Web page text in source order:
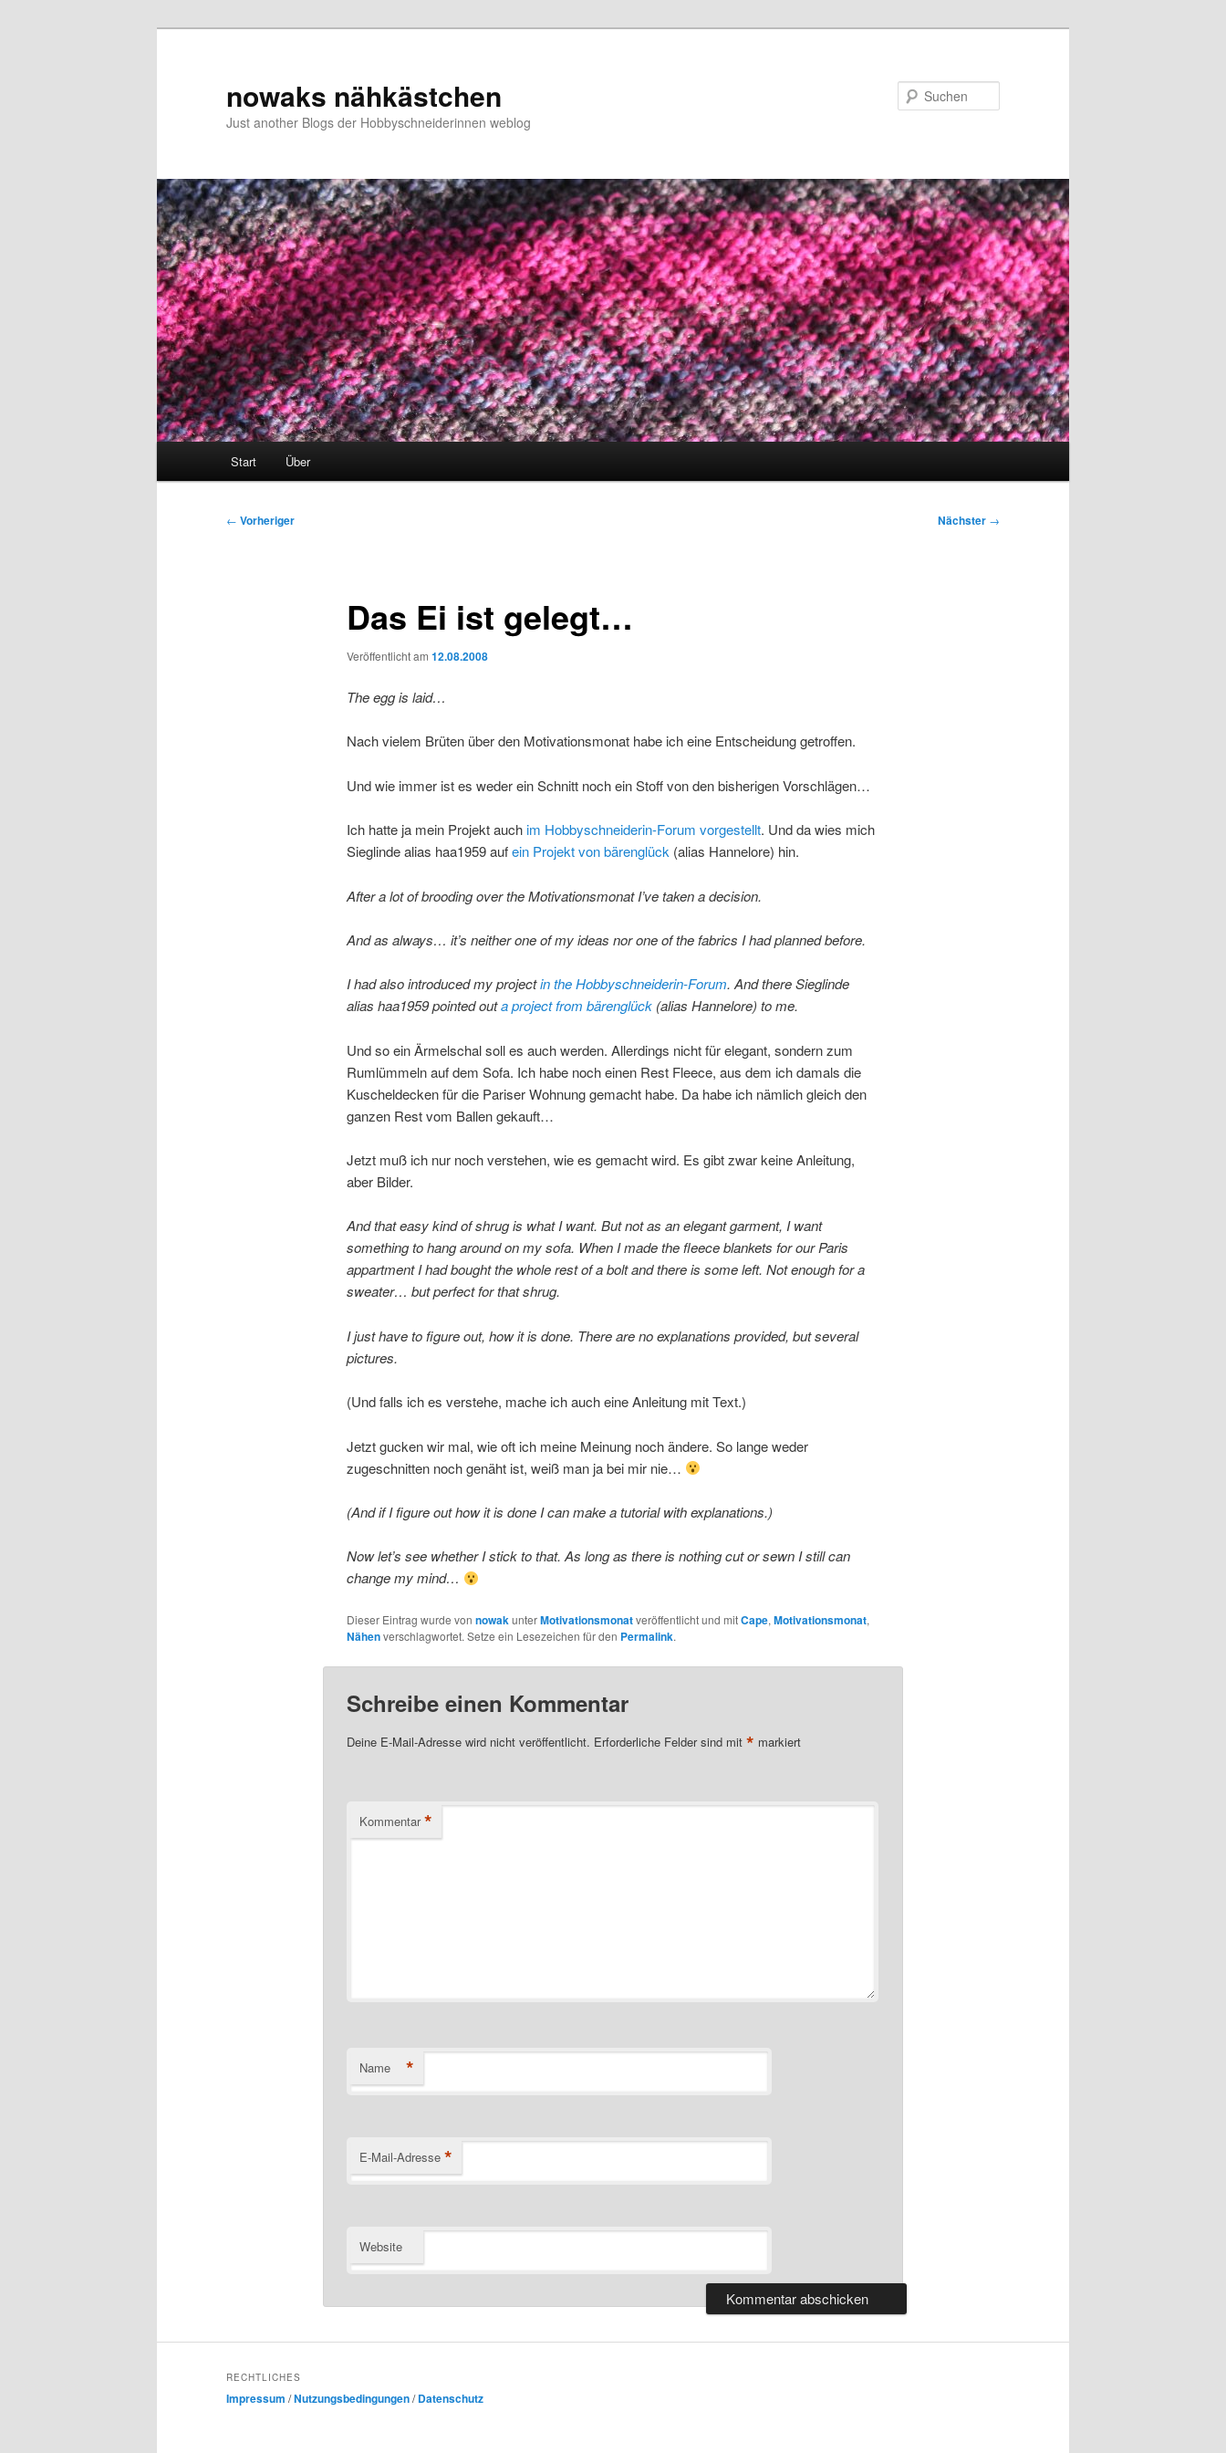
nowaks nähkästchen
Just another Blogs der Hobbyschneiderinnen weblog
Start Über
Beitragsnavigation
← Vorheriger Nächster →
Das Ei ist gelegt…
Veröffentlicht am 12.08.2008
The egg is laid…
Nach vielem Brüten über den Motivationsmonat habe ich eine Entscheidung getroffen.
Und wie immer ist es weder ein Schnitt noch ein Stoff von den bisherigen Vorschlägen…
Ich hatte ja mein Projekt auchim Hobbyschneiderin-Forum vorgestellt. Und da wies mich
Sieglinde alias haa1959 aufein Projekt von bärenglück(alias Hannelore) hin.
After a lot of brooding over the Motivationsmonat I’ve taken a decision.
And as always… it’s neither one of my ideas nor one of the fabrics I had planned before.
I had also introduced my projectin the Hobbyschneiderin-Forum. And there Sieglinde
alias haa1959 pointed outa project from bärenglück (alias Hannelore) to me.
Und so ein Ärmelschal soll es auch werden. Allerdings nicht für elegant, sondern zum
Rumlümmeln auf dem Sofa. Ich habe noch einen Rest Fleece, aus dem ich damals die
Kuscheldecken für die Pariser Wohnung gemacht habe. Da habe ich nämlich gleich den
ganzen Rest vom Ballen gekauft…
Jetzt muß ich nur noch verstehen, wie es gemacht wird. Es gibt zwar keine Anleitung,
aber Bilder.
And that easy kind of shrug is what I want. But not as an elegant garment, I want
something to hang around on my sofa. When I made the fleece blankets for our Paris
appartment I had bought the whole rest of a bolt and there is some left. Not enough for a
sweater… but perfect for that shrug.
I just have to figure out, how it is done. There are no explanations provided, but several
pictures.
(Und falls ich es verstehe, mache ich auch eine Anleitung mit Text.)
Jetzt gucken wir mal, wie oft ich meine Meinung noch ändere. So lange weder
zugeschnitten noch genäht ist, weiß man ja bei mir nie…
(And if I figure out how it is done I can make a tutorial with explanations.)
Now let’s see whether I stick to that. As long as there is nothing cut or sewn I still can
change my mind…
Dieser Eintrag wurde von nowakunterMotivationsmonatveröffentlicht und mitCape, Motivationsmonat,
Nähenverschlagwortet. Setze ein Lesezeichen für den Permalink.
Schreibe einen Kommentar
Deine E-Mail-Adresse wird nicht veröffentlicht. Erforderliche Felder sind mit * markiert
Kommentar *
Name *
E-Mail-Adresse *
Website
RECHTLICHES
Impressum /Nutzungsbedingungen/Datenschutz